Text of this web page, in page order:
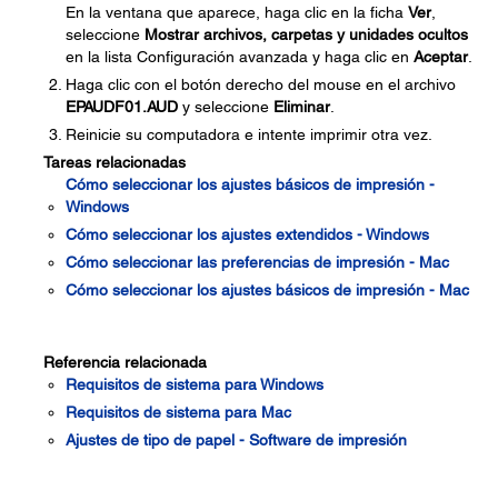
En la ventana que aparece, haga clic en la ficha Ver,
seleccione Mostrar archivos, carpetas y unidades ocultos
en la lista Configuración avanzada y haga clic en Aceptar.
Haga clic con el botón derecho del mouse en el archivo
EPAUDF01.AUD y seleccione Eliminar.
Reinicie su computadora e intente imprimir otra vez.
Tareas relacionadas
Cómo seleccionar los ajustes básicos de impresión -
Windows
Cómo seleccionar los ajustes extendidos - Windows
Cómo seleccionar las preferencias de impresión - Mac
Cómo seleccionar los ajustes básicos de impresión - Mac
Referencia relacionada
Requisitos de sistema para Windows
Requisitos de sistema para Mac
Ajustes de tipo de papel - Software de impresión